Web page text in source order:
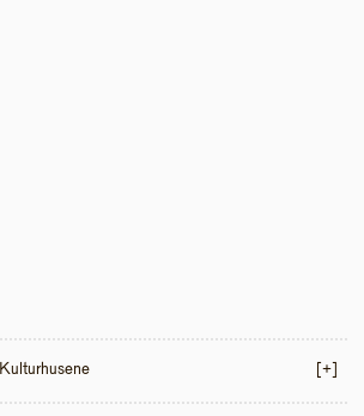
Kulturhusene [+]